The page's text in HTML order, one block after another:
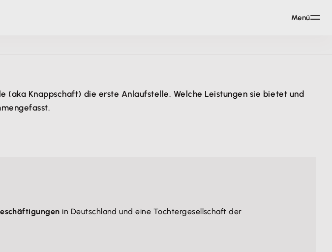
Knappschaft) die erste Anlaufstelle. Welche Leistungen sie bietet und
in Deutschland und eine Tochtergesellschaft der
Menü